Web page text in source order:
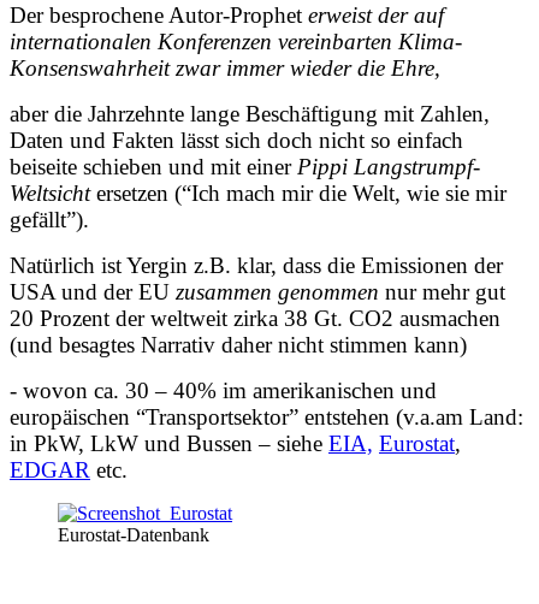
Der besprochene Autor-Prophet erweist derauf
internationalen Konferenzen vereinbarten Klima-
Konsenswahrheit zwar immer wieder die Ehre,
aber die Jahrzehnte lange Beschäftigung mit Zahlen,
Daten und Fakten lässt sich doch nicht so einfach
beiseite schieben und mit einer Pippi Langstrumpf-
Weltsichtersetzen (“Ich mach mir die Welt, wie sie mir
gefällt”).
Natürlich ist Yergin z.B. klar, dass die Emissionen der
USA und der EU zusammen genommen nur mehr gut
20 Prozent der weltweit zirka 38 Gt. CO2 ausmachen
(und besagtes Narrativ daher nicht stimmen kann)
- wovon ca. 30 – 40% im amerikanischen und
europäischen “Transportsektor” entstehen (v.a.am Land:
in PkW, LkW und Bussen – siehe EIA, Eurostat,
EDGAR etc.
Eurostat-Datenbank